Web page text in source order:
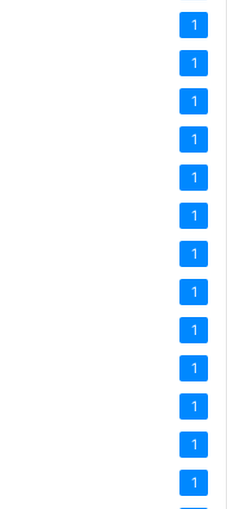
1
1
1
1
1
1
1
1
1
1
1
1
1